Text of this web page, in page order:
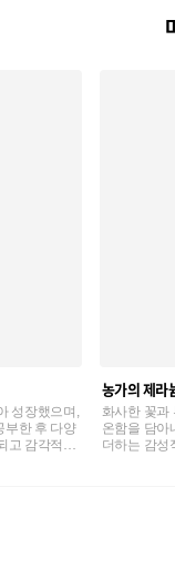
성장했으며,
부한 후 다양
고 감각적인
농가의 제라
화사한 꽃과
온함을 담아
더하는 감성